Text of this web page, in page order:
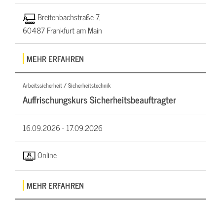
Breitenbachstraße 7,
60487 Frankfurt am Main
MEHR ERFAHREN
Arbeitssicherheit / Sicherheitstechnik
Auffrischungskurs Sicherheitsbeauftragter
16.09.2026 -17.09.2026
Online
MEHR ERFAHREN